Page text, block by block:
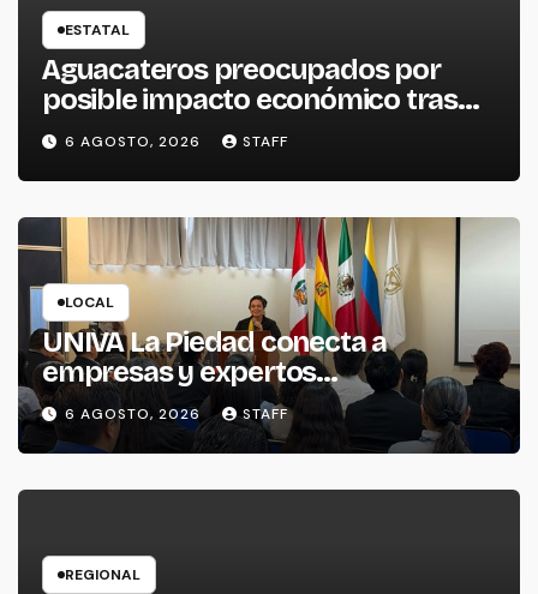
ESTATAL
Aguacateros preocupados por
posible impacto económico tras
alerta de Estados Unidos
6 AGOSTO, 2026 STAFF
LOCAL
UNIVA La Piedad conecta a
empresas y expertos
internacionales para impulsar la
productividad empresarial
6 AGOSTO, 2026 STAFF
REGIONAL